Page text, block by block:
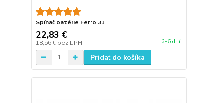
Spínač batérie Ferro 31
22,83 €
18,56 € bez DPH 3-6 dní
Pridať do košíka